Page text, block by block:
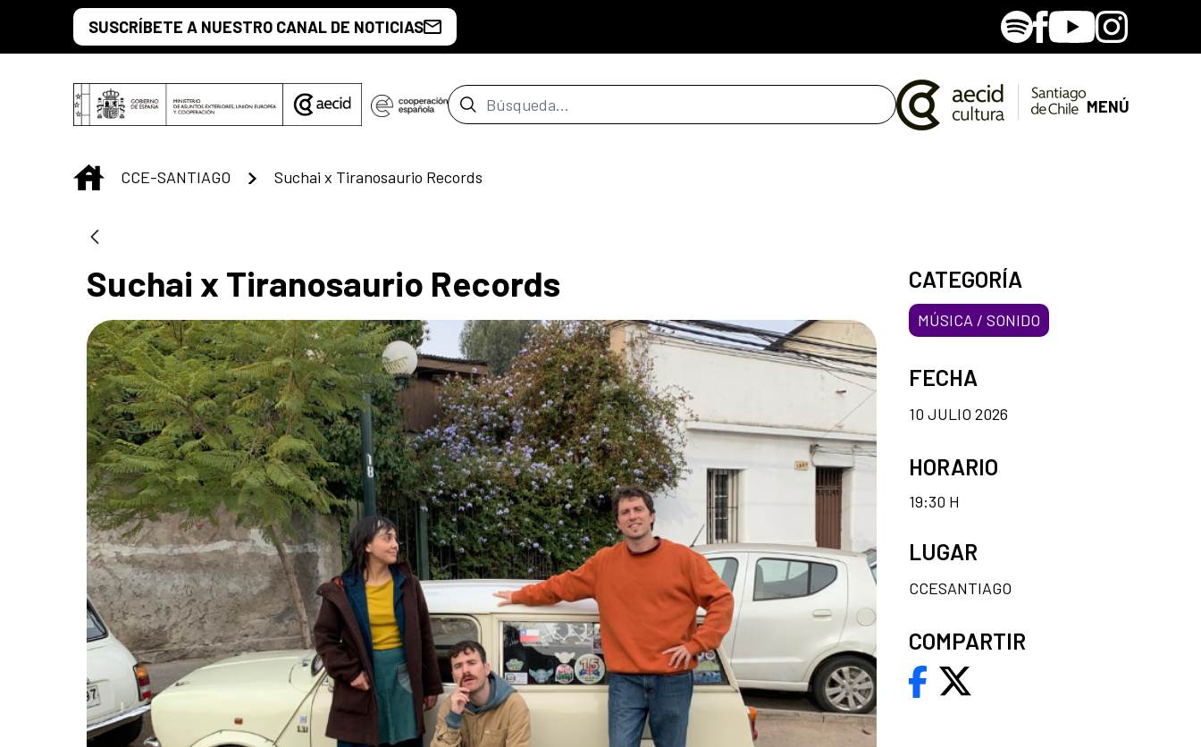
Saltar al contenido principal
SUSCRÍBETE A NUESTRO CANAL DE NOTICIAS SpotifyFacebook
YoutubeInstagram
Barra de búsqueda MENÚ
INICIO
CCE-SANTIAGO Suchai x Tiranosaurio Records
Suchai x Tiranosaurio Records CATEGORÍA
MÚSICA / SONIDO
FECHA
10 JULIO 2026
HORARIO
19:30 H
LUGAR
CCESANTIAGO
COMPARTIR